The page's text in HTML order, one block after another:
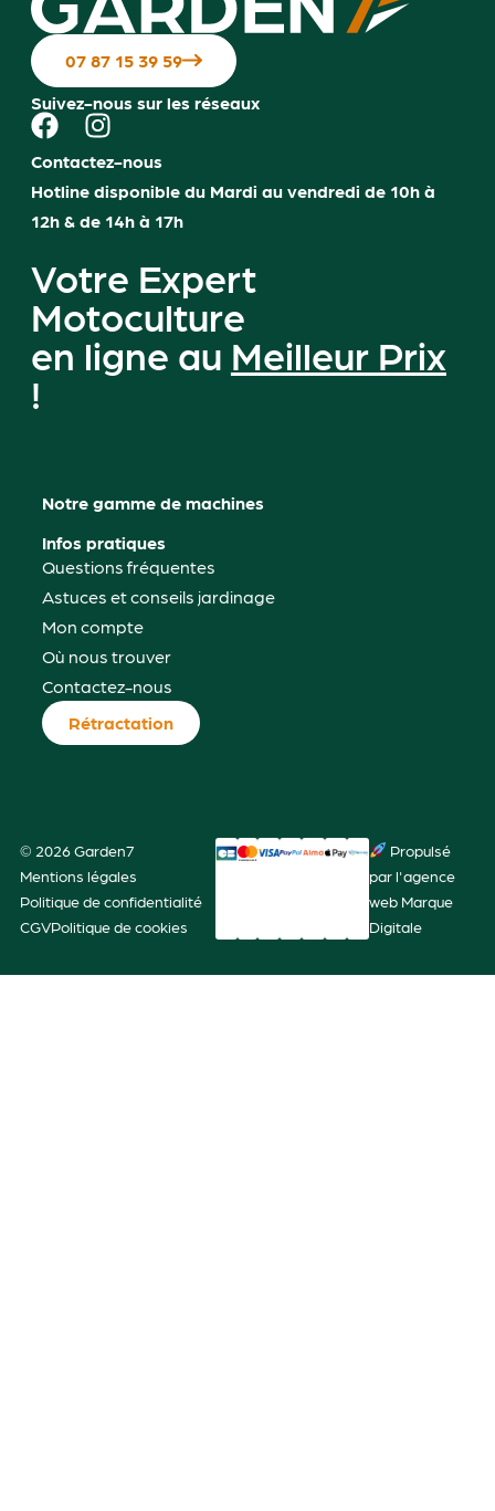
07 87 15 39 59
Suivez-nous sur les réseaux
Contactez-nous
Hotline disponible du Mardi au vendredi de 10h à
12h & de 14h à 17h
Votre Expert
Motoculture
en ligne au Meilleur Prix
!
Notre gamme de machines
Infos pratiques
Questions fréquentes
Astuces et conseils jardinage
Mon compte
Où nous trouver
Contactez-nous
Rétractation
© 2026 Garden7
Mentions légales
Politique de confidentialité
CGVPolitique de cookies
Propulsé
par l'agence
web Marque
Digitale